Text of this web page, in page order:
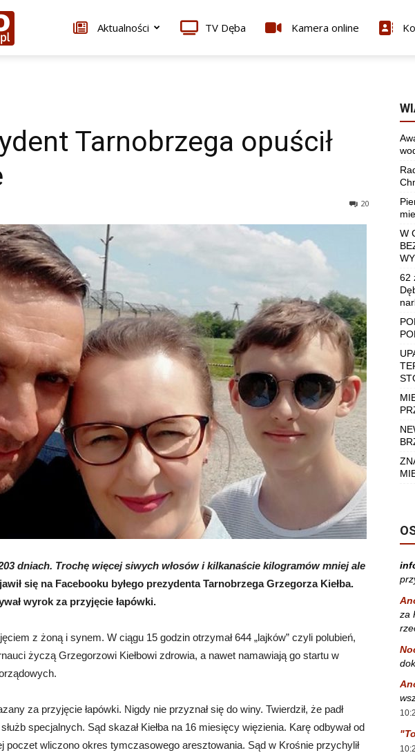
Infonowadeba.pl Aktualności TV Dęba Kamera online
Tarnobrzega opuścił
20
dniach. Trochę więcej siwych włosów i kilkanaście kilogramów mniej ale
się na Facebooku byłego prezydenta Tarnobrzega Grzegorza Kiełba.
wyrok za przyjęcie łapówki.
z żoną i synem. W ciągu 15 godzin otrzymał 644 „lajków” czyli polubień,
życzą Grzegorzowi Kiełbowi zdrowia, a nawet namawiają go startu w
za przyjęcie łapówki. Nigdy nie przyznał się do winy. Twierdził, że padł
specjalnych. Sąd skazał Kiełba na 16 miesięcy więzienia. Karę odbywał od
poczet wliczono okres tymczasowego aresztowania. Sąd w Krośnie przychylił
W
62
za